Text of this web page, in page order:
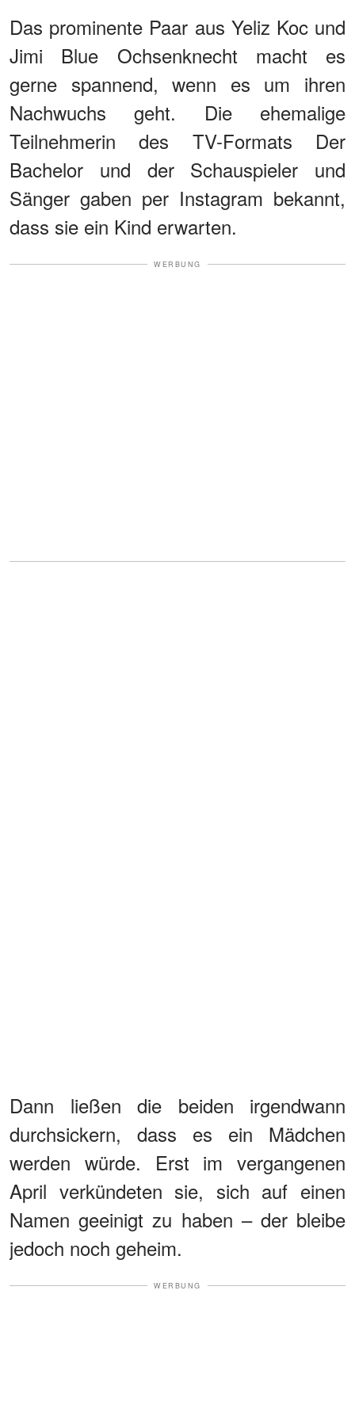
Das prominente Paar aus Yeliz Koc und
Jimi Blue Ochsenknecht macht es
gerne spannend, wenn es um ihren
Nachwuchs geht. Die ehemalige
Teilnehmerin des TV-Formats Der
Bachelor und der Schauspieler und
Sänger gaben per Instagram bekannt,
dass sie ein Kind erwarten.
WERBUNG
Dann ließen die beiden irgendwann
durchsickern, dass es ein Mädchen
werden würde. Erst im vergangenen
April verkündeten sie, sich auf einen
Namen geeinigt zu haben – der bleibe
jedoch noch geheim.
WERBUNG